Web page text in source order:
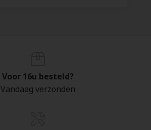
Voor 16u besteld?
Vandaag verzonden